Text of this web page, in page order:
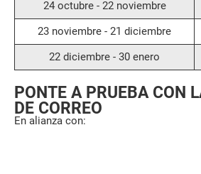
24 octubre - 22 noviembre
23 noviembre - 21 diciembre
22 diciembre - 30 enero
PONTE A PRUEBA CON
DE CORREO
En alianza con: